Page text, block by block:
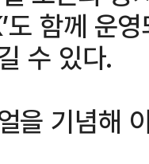
함께 운
수 있다.
을 기념해